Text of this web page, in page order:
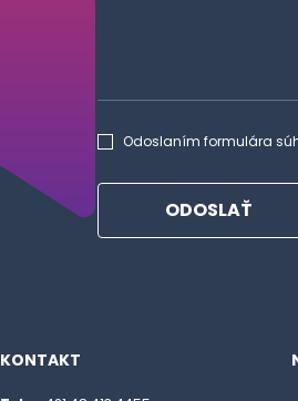
Odoslaním formulára
ODOSLAŤ
KONTAKT